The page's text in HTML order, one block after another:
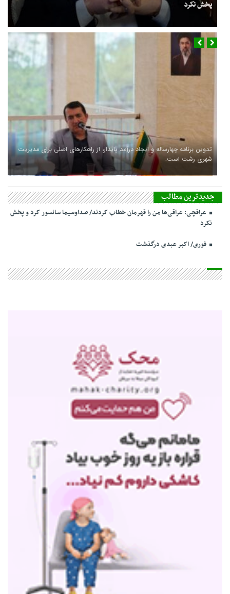
عراقچی: عراقی‌ها من را قهرمان خطاب کردند/ صداوسیما سانسور کرد و
پخش نکرد
فوری/ اکبر عبدی درگذشت
تدوین برنامه چهارساله و ایجاد درآمد پایدار، از راهکارهای اصلی برای مدیریت
شهری رشت است.
سفر شهردار و رئیس شورای شهر رشت به کشور چین
جدیدترین مطالب
عراقچی: عراقی‌ها من را قهرمان خطاب کردند/ صداوسیما سانسور کرد و پخش
نکرد
فوری/ اکبر عبدی درگذشت